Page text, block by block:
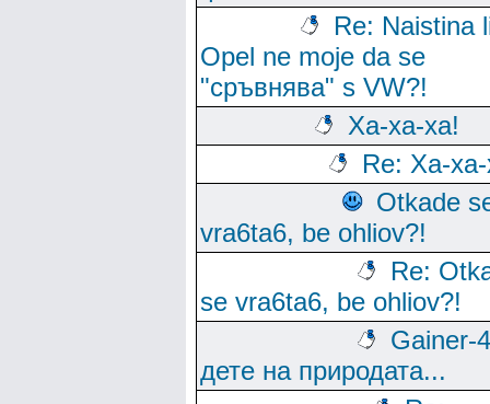
Re: Naistina
Opel ne moje da se
"сръвнява" s VW?!
Ха-ха-ха!
Re: Ха-
Otkade
vra6ta6, be ohliov?!
Re:
se vra6ta6, be ohliov?!
Gainer-
дете на природата...